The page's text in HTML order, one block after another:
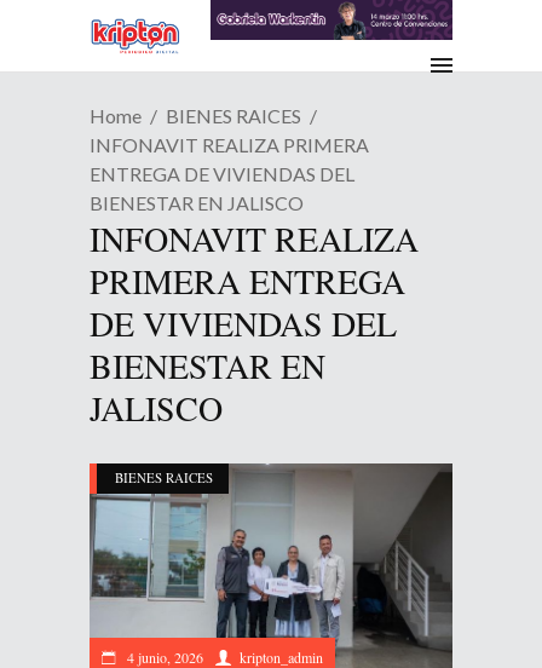
Home
BIENES RAICES
INFONAVIT REALIZA PRIMERA
ENTREGA DE VIVIENDAS DEL
BIENESTAR EN JALISCO
INFONAVIT REALIZA
PRIMERA ENTREGA
DE VIVIENDAS DEL
BIENESTAR EN
JALISCO
BIENES RAICES
4 junio, 2026 kripton_admin